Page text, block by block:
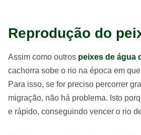
Reprodução do
Assim como outros peixes de água
cachorra sobe o rio na época em
Para isso, se for preciso percorrer
migração, não há problema. Isto
e rápido, conseguindo vencer o rio